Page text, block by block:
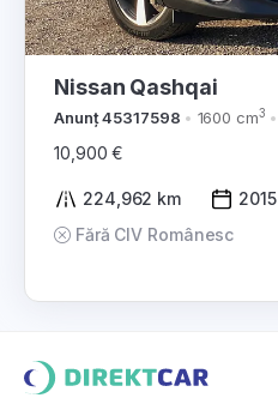
Nissan Qashqai
Anunț 45317598 1600 cm3
10,900 €
224,962 km 2015
Fără CIV Românesc